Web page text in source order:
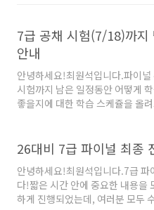
7급 공채 시험(7/18)까지
안내
안녕하세요!최원석입니다.파이
시험까지 남은 일정동안 어떻게
좋을지에 대한 학습 스케쥴을 올
과를 얻었다고 자부합니다 :) 1. 이
은 다음과 같이 정하면 좋습니다.
두 일정에 맞춰 따라온 경우에 해
가 남아 있다면 이를 끝내는 것이
이널 혹은 실전모의고사 등의 강
26대비 7급 파이널 최종
안녕하세요!최원석입니다.7급 파
다!짧은 시간 안에 중요한 내용을
하게 진행되었는데, 여러분 모두